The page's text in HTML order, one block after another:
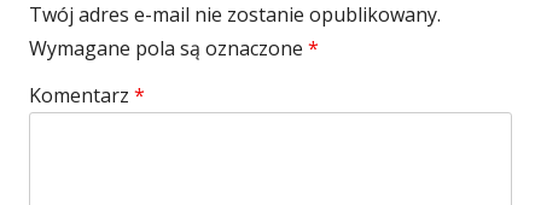
Twój adres e-mail nie zostanie opublikowany.
Wymagane pola są oznaczone *
Komentarz *